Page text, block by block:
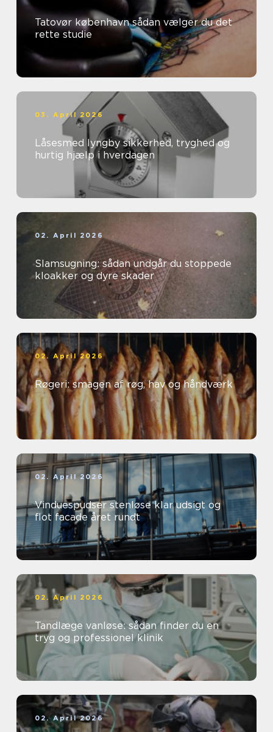
Tatovør københavn sådan vælger du det
rette studie
03. April 2026
Låsesmed lyngby sikkerhed, tryghed og
hurtig hjælp i hverdagen
02. April 2026
Slamsugning: sådan undgår du stoppede
kloakker og dyre skader
02. April 2026
Røgeri: smagen af røg, hav og håndværk
02. April 2026
Vinduespudser stenløse klar udsigt og
flot facade året rundt
02. April 2026
Tandlæge vanløse: sådan finder du en
tryg og professionel klinik
02. April 2026